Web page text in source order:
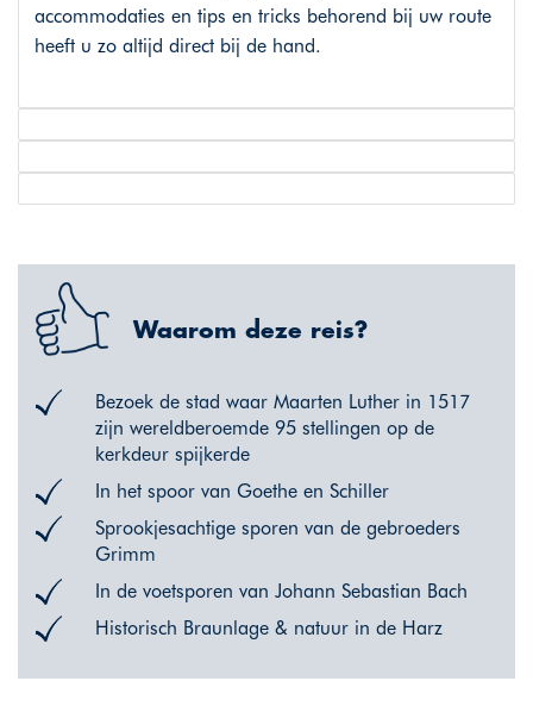
accommodaties en tips en tricks behorend bij uw route
heeft u zo altijd direct bij de hand.
Waarom deze reis?
Bezoek de stad waar Maarten Luther in 1517
zijn wereldberoemde 95 stellingen op de
kerkdeur spijkerde
In het spoor van Goethe en Schiller
Sprookjesachtige sporen van de gebroeders
Grimm
In de voetsporen van Johann Sebastian Bach
Historisch Braunlage & natuur in de Harz